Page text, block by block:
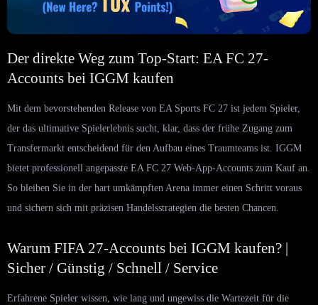
Der direkte Weg zum Top-Start: EA FC 27-
Accounts bei IGGM kaufen
Mit dem bevorstehenden Release von EA Sports FC 27 ist jedem Spieler,
der das ultimative Spielerlebnis sucht, klar, dass der frühe Zugang zum
Transfermarkt entscheidend für den Aufbau eines Traumteams ist. IGGM
bietet professionell angepasste EA FC 27 Web-App-Accounts zum Kauf an.
So bleiben Sie in der hart umkämpften Arena immer einen Schritt voraus
und sichern sich mit präzisen Handelsstrategien die besten Chancen.
Warum FIFA 27-Accounts bei IGGM kaufen? |
Sicher / Günstig / Schnell / Service
Erfahrene Spieler wissen, wie lang und ungewiss die Wartezeit für die